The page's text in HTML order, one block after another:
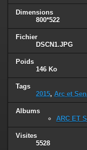
Dimensions
800*522
Fichier
DSCN1.JPG
Poids
146 Ko
Tags
2015, Arc et
Albums
ARC ET
Visites
5528